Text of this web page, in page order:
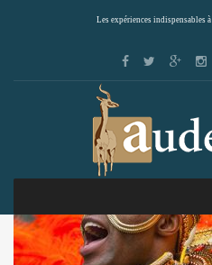
Les expériences indispensables